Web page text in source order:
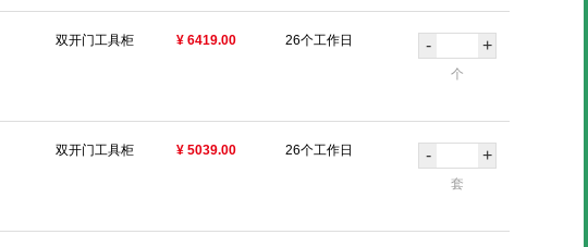
双开门工具柜 ¥ 6419.00 26个工作日 - +
个
双开门工具柜 ¥ 5039.00 26个工作日 - +
套